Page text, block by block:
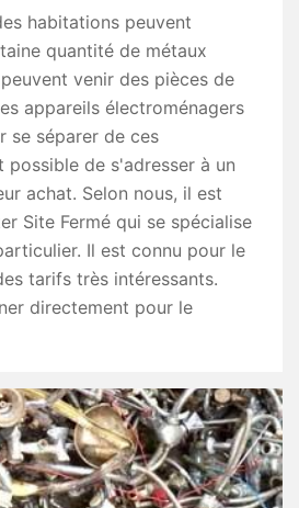
habitations peuvent
quantité de métaux
venir des pièces de
appareils électroménagers
se séparer de ces
possible de s'adresser à un
achat. Selon nous, il est
Site Fermé qui se spécialise
Il est connu pour le
tarifs très intéressants.
directement pour le